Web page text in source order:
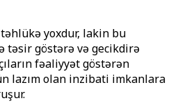
yoxdur, lakin bu
təsir göstərə və gecikdirə
fəaliyyət göstərən
lazım olan inzibati imkanlara